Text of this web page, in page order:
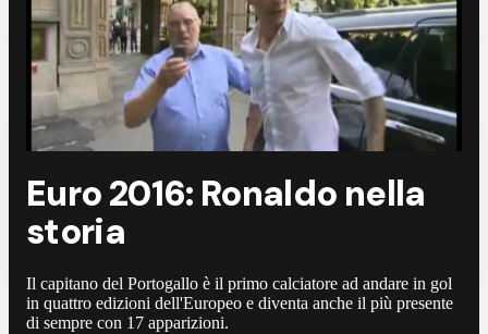
Euro 2016: Ronaldo nella
storia
Il capitano del Portogallo è il primo calciatore ad andare in gol
in quattro edizioni dell'Europeo e diventa anche il più presente
di sempre con 17 apparizioni.